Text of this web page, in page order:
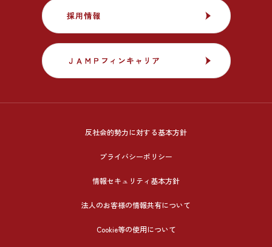
採用情報
採用情報
ＪＡＭＰフィンキャリア
ＪＡＭＰフィンキャリア
反社会的勢力に対する基本方針
プライバシーポリシー
情報セキュリティ基本方針
法人のお客様の情報共有について
Cookie等の使用について